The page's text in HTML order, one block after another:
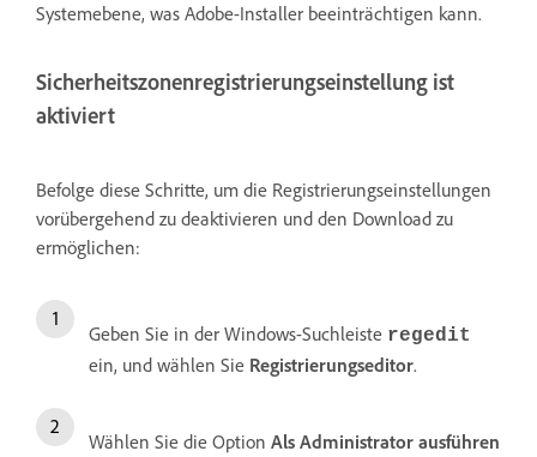
Systemebene, was Adobe-Installer beeinträchtigen kann.
Sicherheitszonenregistrierungseinstellung ist
aktiviert
Befolge diese Schritte, um die Registrierungseinstellungen
vorübergehend zu deaktivieren und den Download zu
ermöglichen:
Geben Sie in der Windows-Suchleiste regedit
ein, und wählen Sie Registrierungseditor.
Wählen Sie die Option Als Administrator ausführen